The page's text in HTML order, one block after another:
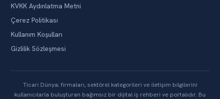
KVKK Aydınlatma Metni
Çerez Politikası
Kullanım Koşulları
Gizlilik Sözleşmesi
Ticari Dünya; firmaları, sektörel kategorileri ve iletişim bilgilerini
kullanıcılarla buluşturan bağımsız bir dijital iş rehberi ve portalıdır. Bu